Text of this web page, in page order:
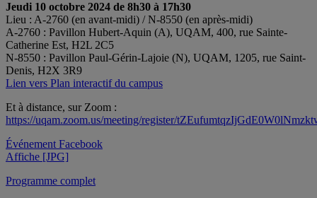
Jeudi 10 octobre 2024 de 8h30 à 17h30
Lieu : A-2760 (en avant-midi) / N-8550 (en après-midi)
A-2760 : Pavillon Hubert-Aquin (A), UQAM, 400, rue Sainte-
Catherine Est, H2L 2C5
N-8550 : Pavillon Paul-Gérin-Lajoie (N), UQAM, 1205, rue Saint-
Denis, H2X 3R9
Lien vers Plan interactif du campus
Et à distance, sur Zoom :
https://uqam.zoom.us/meeting/register/
Événement Facebook
Affiche [JPG]
Programme complet